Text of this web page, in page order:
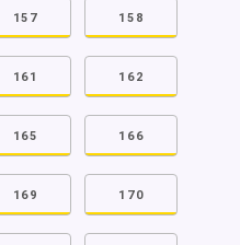
157 158
161 162
165 166
169 170